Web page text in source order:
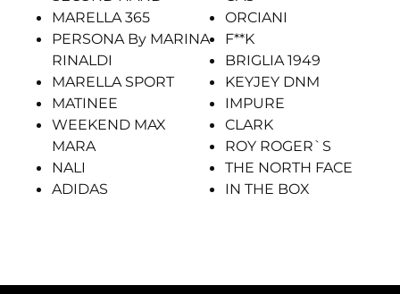
MARELLA 365
PERSONA By MARINA
RINALDI
MARELLA SPORT
MATINEE
WEEKEND MAX
MARA
NALI
ADIDAS
ORCIANI
F**K
BRIGLIA 1949
KEYJEY DNM
IMPURE
CLARK
ROY ROGER`S
THE NORTH FACE
IN THE BOX